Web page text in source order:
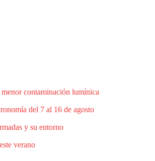
contaminación lumínica
del 7 al 16 de agosto
y su entorno
verano